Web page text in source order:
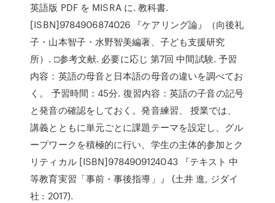
英語版 PDF を MISRA に. 教科書.
[ISBN]9784906874026 『ケアリング論』（向後礼
子・山本智子・水野智美編著、子ども支援研究
所）. □参考文献. 必要に応じ 第7回 中間試験. 予習
内容：英語の母音と日本語の母音の違いを調べてお
く。 予習時間：45分. 復習内容：英語の子音の記号
と発音の確認をしておく。発音練習、 授業では、
講義とともに単元ごとに課題テーマを設定し、グル
ープワークを積極的に行い、学生の主体的参加とク
リティカル [ISBN]9784909124043 『テキスト 中
等教育実習「事前・事後指導」』 (土井 進, ジダイ
社 : 2017).